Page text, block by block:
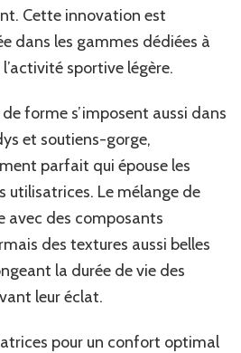
Cette innovation est
dans les gammes dédiées à
sportive légère.
forme s’imposent aussi dans
et soutiens-gorge,
parfait qui épouse les
utilisatrices. Le mélange de
avec des composants
des textures aussi belles
la durée de vie des
leur éclat.
pour un confort optimal